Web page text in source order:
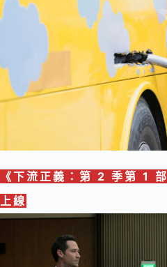
《下流正義：第 2 季第 1 部
上線